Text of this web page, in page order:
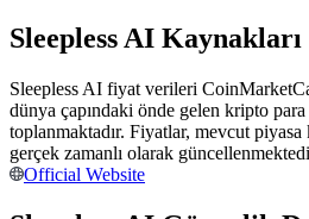
Kopya Tüccarı Olun
Kâr paylaşımı ve kopya ticaret
Sleepless AI Kaynakları
Sleepless AI fiyat verileri
dünya çapındaki önde gelen kripto para
toplanmaktadır. Fiyatlar, mevcut piyasa
gerçek zamanlı olarak
Official Website